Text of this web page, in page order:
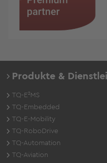
Produkte &
TQ-E²MS
TQ-Embedded
TQ-E-Mobility
TQ-RoboDrive
TQ-Automation
TQ-Aviation